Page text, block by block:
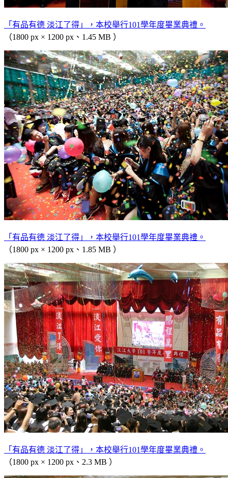
「有品有德 淡江了得」，本校舉行101學年度畢業典禮。
（1800 px × 1200 px、1.45 MB ）
「有品有德 淡江了得」，本校舉行101學年度畢業典禮。
（1800 px × 1200 px、1.85 MB ）
「有品有德 淡江了得」，本校舉行101學年度畢業典禮。
（1800 px × 1200 px、2.3 MB ）